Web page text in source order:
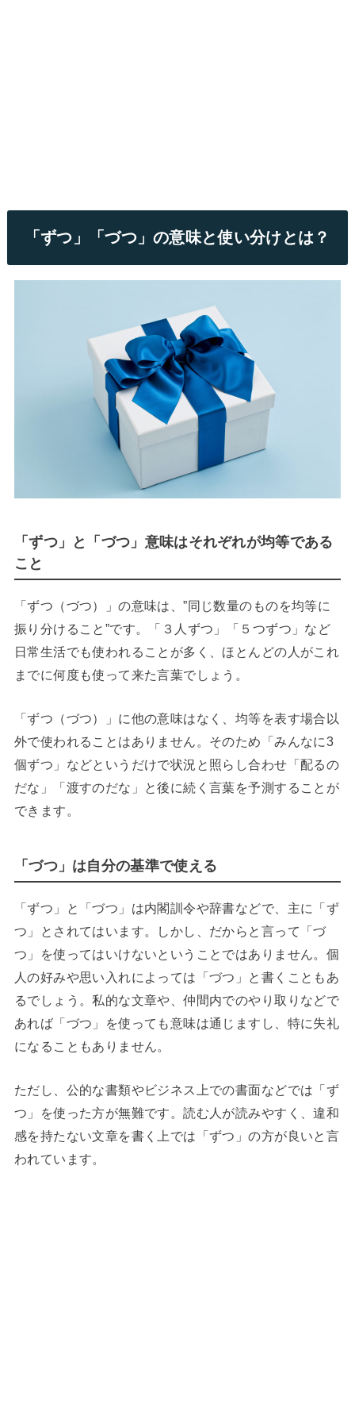
「ずつ」「づつ」の意味と使い分けとは？
「ずつ」と「づつ」意味はそれぞれが均等である
こと
「ずつ（づつ）」の意味は、”同じ数量のものを均等に
振り分けること”です。「３人ずつ」「５つずつ」など
日常生活でも使われることが多く、ほとんどの人がこれ
までに何度も使って来た言葉でしょう。
「ずつ（づつ）」に他の意味はなく、均等を表す場合以
外で使われることはありません。そのため「みんなに3
個ずつ」などというだけで状況と照らし合わせ「配るの
だな」「渡すのだな」と後に続く言葉を予測することが
できます。
「づつ」は自分の基準で使える
「ずつ」と「づつ」は内閣訓令や辞書などで、主に「ず
つ」とされてはいます。しかし、だからと言って「づ
つ」を使ってはいけないということではありません。個
人の好みや思い入れによっては「づつ」と書くこともあ
るでしょう。私的な文章や、仲間内でのやり取りなどで
あれば「づつ」を使っても意味は通じますし、特に失礼
になることもありません。
ただし、公的な書類やビジネス上での書面などでは「ず
つ」を使った方が無難です。読む人が読みやすく、違和
感を持たない文章を書く上では「ずつ」の方が良いと言
われています。